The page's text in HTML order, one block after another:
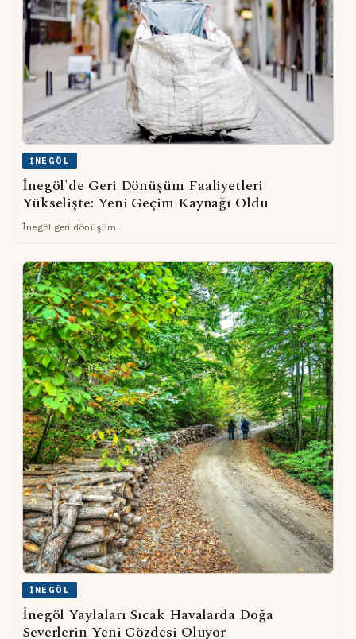
İNEGÖL
İnegöl'de Geri Dönüşüm Faaliyetleri
Yükselişte: Yeni Geçim Kaynağı Oldu
İnegöl geri dönüşüm
İNEGÖL
İnegöl Yaylaları Sıcak Havalarda Doğa
Severlerin Yeni Gözdesi Oluyor